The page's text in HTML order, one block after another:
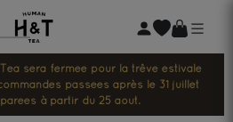
sera fermée pour la trêve estivale
passées après le 31 juillet
à partir du 25 août.